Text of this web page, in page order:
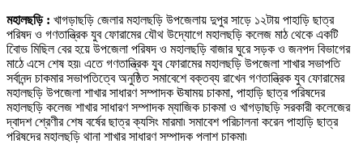
মহালছড়ি : খাগড়াছড়ি জেলার মহালছড়ি উপজেলায় দুপুর সাড়ে ১২টায় পাহাড়ি ছাত্র
পরিষদ ও গণতান্ত্রিক যুব ফোরামের যৌথ উদ্যোগে মহালছড়ি কলেজ মাঠ থেকে একটি
বিােভ মিছিল বের হয়ে উপজেলা পরিষদ ও মহালছড়ি বাজার ঘুরে সড়ক ও জনপদ বিভাগের
মাঠে এসে শেষ হয়৷ এতে গণতান্ত্রিক যুব ফোরামের মহালছড়ি উপজেলা শাখার সভাপতি
সর্বানন্দ চাকমার সভাপতিত্বে অনুষ্ঠিত সমাবেশে বক্তব্য রাখেন গণতান্ত্রিক যুব ফোরামের
মহালছড়ি উপজেলা শাখার সাধারণ সম্পাদক ঊষাময় চাকমা, পাহাড়ি ছাত্র পরিষদের
মহালছড়ি কলেজ শাখার সাধারণ সম্পাদক ম্যাজিক চাকমা ও খাগড়াছড়ি সরকারী কলেজের
দ্বাদশ শ্রেণীর শেষ বর্ষের ছাত্র ক্যসিং মারমা৷ সমাবেশ পরিচালনা করেন পাহাড়ি ছাত্র
পরিষদের মহালছড়ি থানা শাখার সাধারণ সম্পাদক পলাশ চাকমা৷